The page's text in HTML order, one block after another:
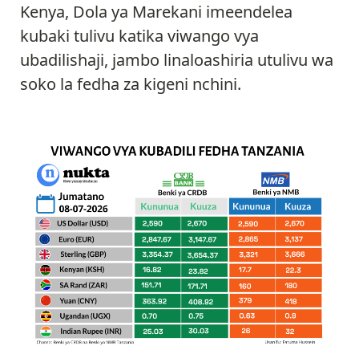
Kenya, Dola ya Marekani imeendelea
kubaki tulivu katika viwango vya
ubadilishaji, jambo linaloashiria utulivu wa
soko la fedha za kigeni nchini.